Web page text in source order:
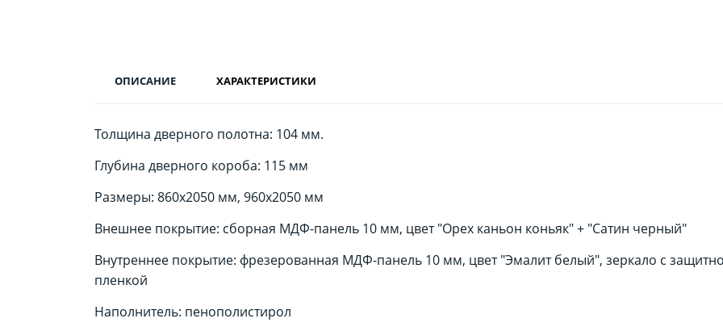
ОПИСАНИЕ ХАРАКТЕРИСТИКИ
Толщина дверного полотна: 104 мм.
Глубина дверного короба: 115 мм
Размеры: 860х2050 мм, 960х2050 мм
Внешнее покрытие: сборная МДФ-панель 10 мм, цвет "Орех каньон коньяк" + "Сатин черный"
Внутреннее покрытие: фрезерованная МДФ-панель 10 мм, цвет "Эмалит белый", зеркало с
пленкой
Наполнитель: пенополистирол